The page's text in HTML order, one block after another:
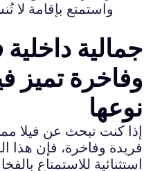
واستمتع بإقامة
جمالية
وفاخرة تميز
نوعها
إذا كنت تبحث عن فيلا
فريدة وفاخرة، فإن
استثنائية للاستمتاع